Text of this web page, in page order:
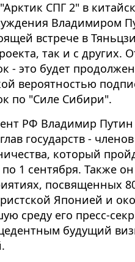
СПГ 2" в
Владимиром
встрече в
так и с
- это будет
вероятностью
по "Силе Сибири".
РФ Владимир Путин
государств -
который
по 1 сентября. Также
посвященных
Японией и
среду его пресс-
будущий